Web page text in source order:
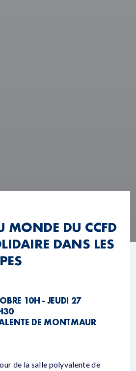
MONDE DU CCFD
DANS LES
10H - JEUDI 27
DE MONTMAUR
de la salle polyvalente de